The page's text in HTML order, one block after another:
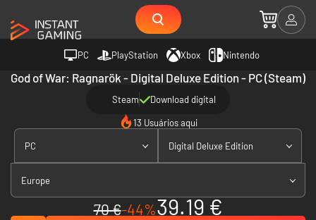
PC PlayStation Xbox Nintendo
God of War: Ragnarök - Digital Deluxe Edition - PC (Steam)
Steam Download digital
13 Usuários aqui
PC Digital Deluxe Edition
Europe
70 €-44%39.19 €